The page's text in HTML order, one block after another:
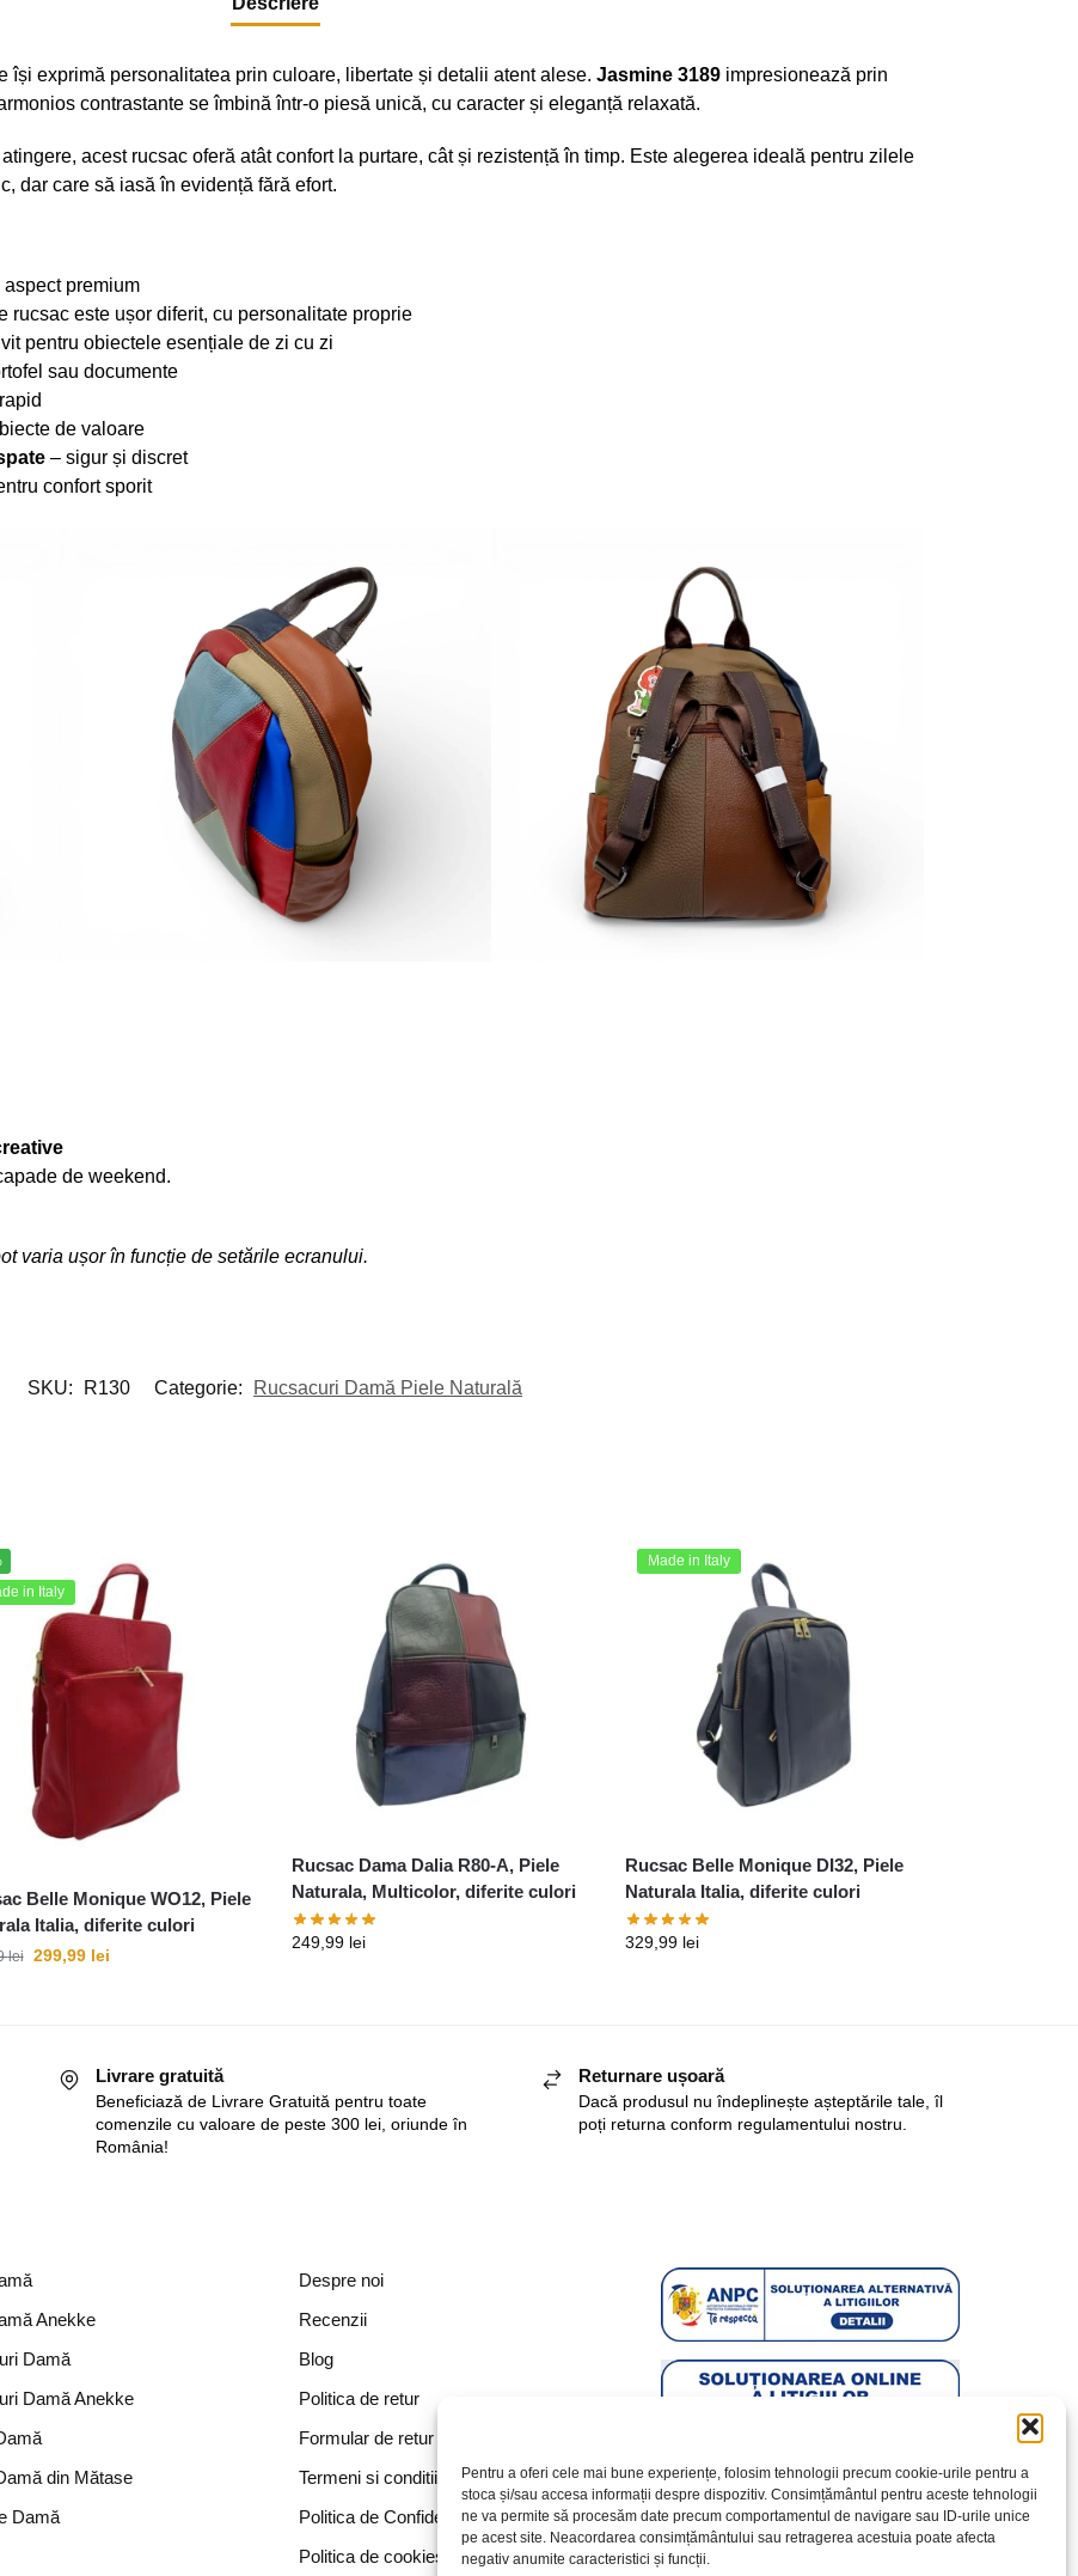
Pentru a oferi cele mai bune experiențe, folosim tehnologii precum cookie-urile pentru a
stoca și/sau accesa informații despre dispozitiv. Consimțământul pentru aceste tehnologii
ne va permite să procesăm date precum comportamentul de navigare sau ID-urile unice
pe acest site. Neacordarea consimțământului sau retragerea acestuia poate afecta
negativ anumite caracteristici și funcții.
își exprimă personalitatea prin culoare, libertate și detalii atent alese. Jasmine 3189impresionează prin
contrastante se îmbină într-o piesă unică, cu caracter și eleganță relaxată.
acest rucsac oferă atât confort la purtare, cât și rezistență în timp. Este alegerea ideală pentru zilele
dar care să iasă în evidență fără efort.
premium
rucsac este ușor diferit, cu personalitate proprie
pentru obiectele esențiale de zi cu zi
sau documente
de valoare
– sigur și discret
confort sporit
de weekend.
varia ușor în funcție de setările ecranului.
SKU: R130 Categorie: Rucsacuri Damă Piele Naturală
in Italy
Belle Monique WO12, Piele
Italia, diferite culori
lei 299,99 lei
Rucsac Dama Dalia R80-A, Piele
Naturala, Multicolor, diferite culori
249,99 lei
Made in Italy
Rucsac Belle Monique DI32, Piele
Naturala Italia, diferite culori
329,99 lei
Livrare gratuită
Beneficiază de Livrare Gratuită pentru toate
comenzile cu valoare de peste 300 lei, oriunde în
România!
Returnare ușoară
Dacă produsul nu îndeplinește așteptările tale, îl
poți returna conform regulamentului nostru.
Anekke
Damă
Damă Anekke
din Mătase
Damă
Despre noi
Recenzii
Blog
Politica de retur
Formular de retur
Termeni si conditii
Politica de Confidențialitate
Politica de cookies